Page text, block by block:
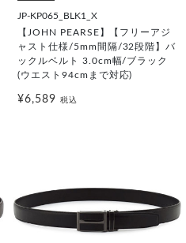
JP-KP065_BLK1_X
【JOHN PEARSE】【フリーアジ
ャスト仕様/5mm間隔/32段階】バ
ックルベルト 3.0cm幅/ブラック
(ウエスト94cmまで対応)
¥6,589 税込